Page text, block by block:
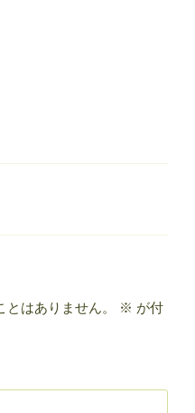
はありません。 ※ が付